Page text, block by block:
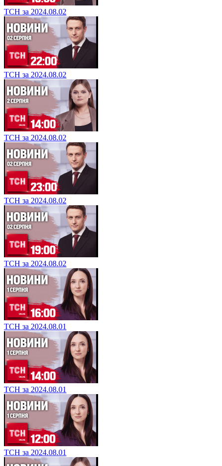
ТСН за 2024.08.02
ТСН за 2024.08.02
ТСН за 2024.08.02
ТСН за 2024.08.02
ТСН за 2024.08.02
ТСН за 2024.08.01
ТСН за 2024.08.01
ТСН за 2024.08.01